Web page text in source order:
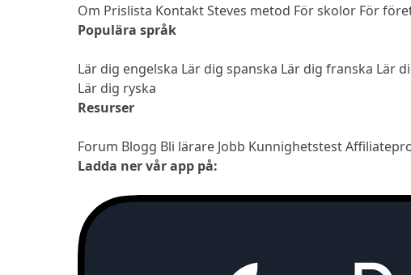
Om Prislista KontaktSteves metod För skolor För
Populära språk
Lär dig engelska Lär dig spanska Lär dig franska Lär
Lär dig ryska
Resurser
Forum Blogg Bli lärare Jobb Kunnighetstest
Ladda ner vår app på: